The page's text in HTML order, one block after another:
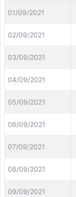
01/09/2021
02/09/2021
03/09/2021
04/09/2021
05/09/2021
06/09/2021
07/09/2021
08/09/2021
09/09/2021